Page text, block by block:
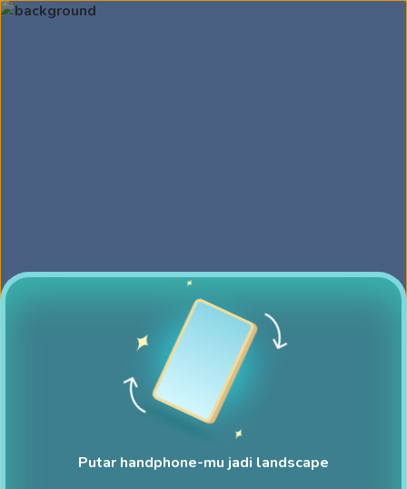
Putar handphone-mu jadi landscape